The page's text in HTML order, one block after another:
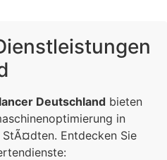
Deutschland bieten
in
Entdecken Sie